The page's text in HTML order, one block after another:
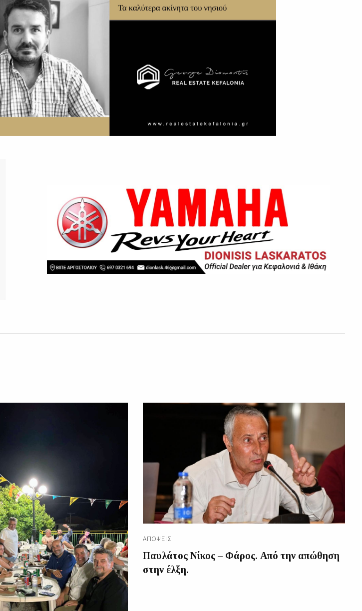
ΑΠΌΨΕΙΣ
Παυλάτος Νίκος – Φάρος. Από την απώθηση
στην έλξη.